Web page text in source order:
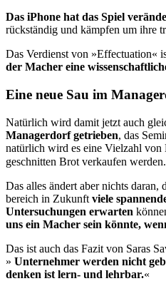
Das iPhone hat das Spiel
rück­ständig und kämpfen um ihre
Das Verdienst von »Effectuation«
der Macher eine
Eine neue Sau im
Natürlich wird damit jetzt auch
Managerdorf getrieben, das
na­türlich wird es eine Vielzahl von
geschnit­ten Brot verkaufen
Das alles ändert aber nichts
bereich in Zukunft viele
Untersuchungen er­warten
uns ein Macher sein könnte,
Das ist auch das Fazit von Saras
» Unternehmer werden nicht
denken ist lern- und lehrbar.«